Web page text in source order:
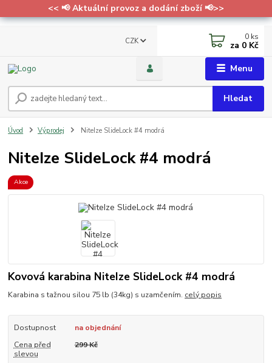
<< 📢 Aktuální provoz a dodání zboží 📢>>
Menu
CZK
Hledat
0 ks
za 0 Kč
Úvod Výprodej NiteIze SlideLock #4 modrá
NiteIze SlideLock #4 modrá
Akce
Kovová karabina NiteIze SlideLock #4 modrá
Karabina s tažnou silou 75 lb (34kg) s uzamčením. celý popis
Dostupnost
na objednání
Cena před
slevou
299 Kč